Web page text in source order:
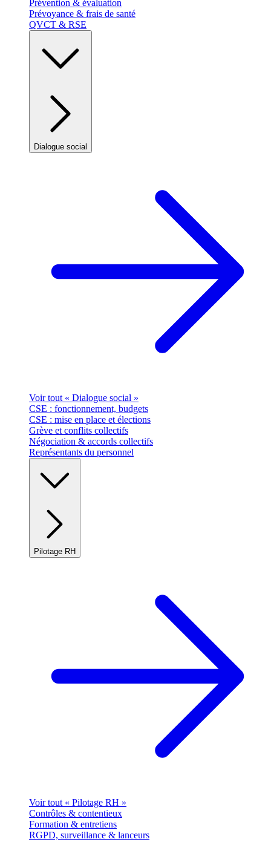
Prévention & évaluation
Prévoyance & frais de santé
QVCT & RSE
Dialogue social
Voir tout « Dialogue social »
CSE : fonctionnement, budgets
CSE : mise en place et élections
Grève et conflits collectifs
Négociation & accords collectifs
Représentants du personnel
Pilotage RH
Voir tout « Pilotage RH »
Contrôles & contentieux
Formation & entretiens
RGPD, surveillance & lanceurs